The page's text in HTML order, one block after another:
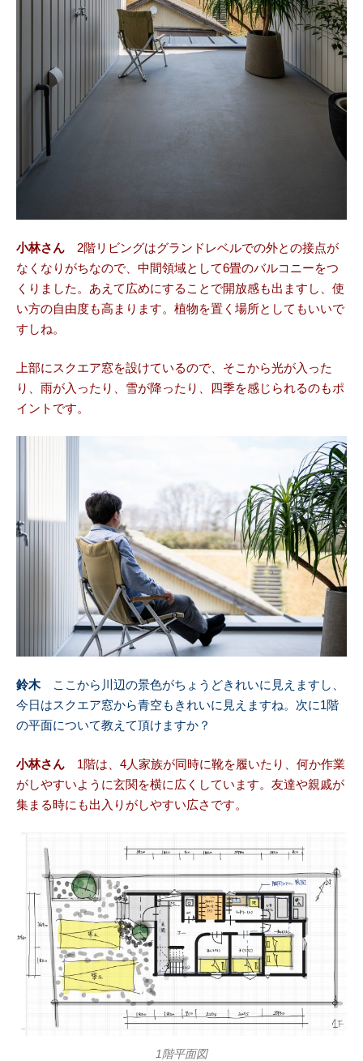
小林さん 2階リビングはグランドレベルでの外との接点が
なくなりがちなので、中間領域として6畳のバルコニーをつ
くりました。あえて広めにすることで開放感も出ますし、使
い方の自由度も高まります。植物を置く場所としてもいいで
すしね。
上部にスクエア窓を設けているので、そこから光が入った
り、雨が入ったり、雪が降ったり、四季を感じられるのもポ
イントです。
鈴木ここから川辺の景色がちょうどきれいに見えますし、
今日はスクエア窓から青空もきれいに見えますね。次に1階
の平面について教えて頂けますか？
小林さん 1階は、4人家族が同時に靴を履いたり、何か作業
がしやすいように玄関を横に広くしています。友達や親戚が
集まる時にも出入りがしやすい広さです。
1階平面図